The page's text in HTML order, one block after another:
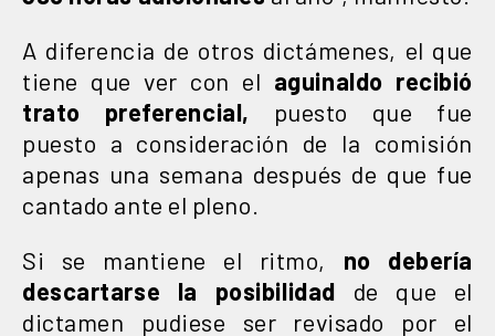
A diferencia de otros dictámenes, el que
tiene que ver con el aguinaldo recibió
trato preferencial, puesto que fue
puesto a consideración de la comisión
apenas una semana después de que fue
cantado ante el pleno.
Si se mantiene el ritmo, no debería
descartarse la posibilidad de que el
dictamen pudiese ser revisado por el